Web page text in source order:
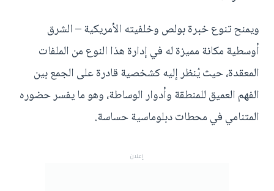
ويمنح تنوع خبرة بولص وخلفيته الأمريكية – الشرق
أوسطية مكانة مميزة له في إدارة هذا النوع من الملفات
المعقدة، حيث يُنظر إليه كشخصية قادرة على الجمع بين
الفهم العميق للمنطقة وأدوار الوساطة، وهو ما يفسر حضوره
المتنامي في محطات دبلوماسية حساسة.
إعلان